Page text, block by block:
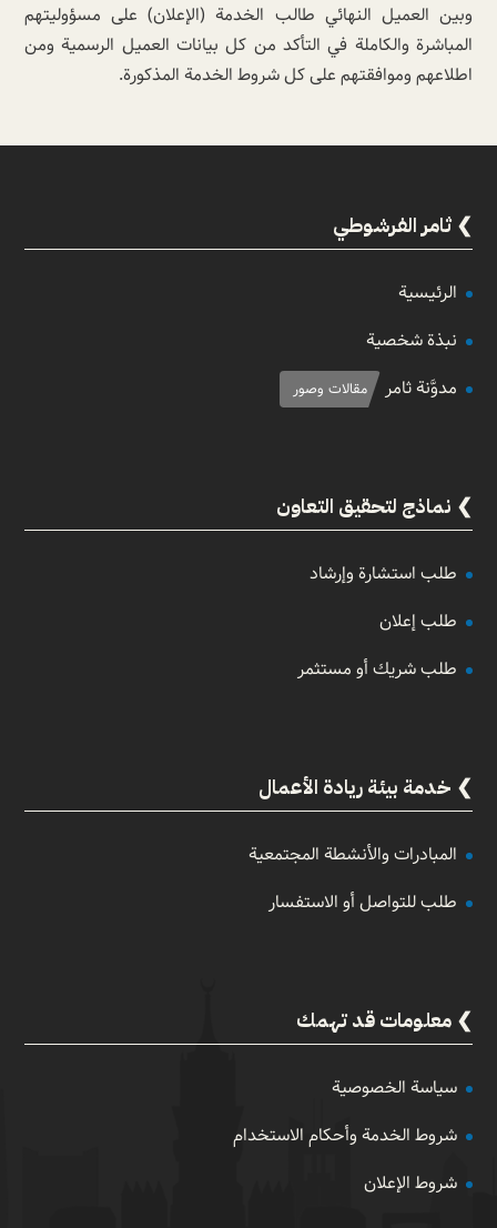
وبين العميل النهائي طالب الخدمة (الإعلان) على مسؤوليتهم
المباشرة والكاملة في التأكد من كل بيانات العميل الرسمية ومن
اطلاعهم وموافقتهم على كل شروط الخدمة المذكورة.
ثامر الفرشوطي
الرئيسية
نبذة شخصية
مدوَّنة ثامر
مقالات وصور
نماذج لتحقيق التعاون
طلب استشارة وإرشاد
طلب إعلان
طلب شريك أو مستثمر
خدمة بيئة ريادة الأعمال
المبادرات والأنشطة المجتمعية
طلب للتواصل أو الاستفسار
معلومات قد تهمك
سياسة الخصوصية
شروط الخدمة وأحكام الاستخدام
شروط الإعلان